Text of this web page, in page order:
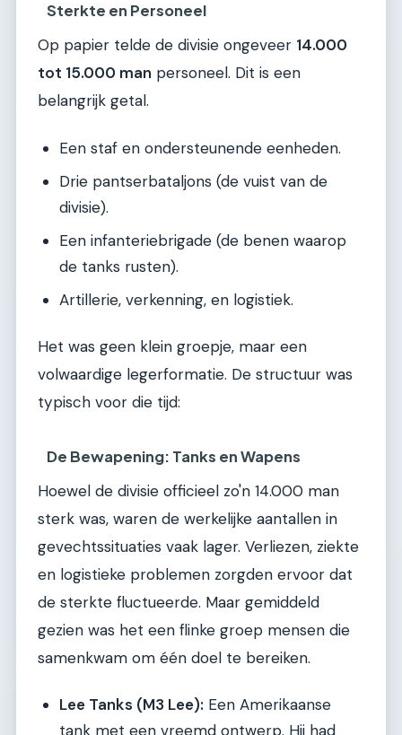
Sterkte en Personeel
Op papier telde de divisie ongeveer 14.000
tot 15.000 man personeel. Dit is een
belangrijk getal.
Een staf en ondersteunende eenheden.
Drie pantserbataljons (de vuist van de
divisie).
Een infanteriebrigade (de benen waarop
de tanks rusten).
Artillerie, verkenning, en logistiek.
Het was geen klein groepje, maar een
volwaardige legerformatie. De structuur was
typisch voor die tijd:
De Bewapening: Tanks en Wapens
Hoewel de divisie officieel zo'n 14.000 man
sterk was, waren de werkelijke aantallen in
gevechtssituaties vaak lager. Verliezen, ziekte
en logistieke problemen zorgden ervoor dat
de sterkte fluctueerde. Maar gemiddeld
gezien was het een flinke groep mensen die
samenkwam om één doel te bereiken.
Lee Tanks (M3 Lee): Een Amerikaanse
tank met een vreemd ontwerp. Hij had